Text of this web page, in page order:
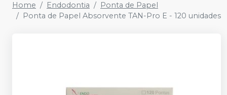
Home Endodontia
Ponta de Papel
Ponta de Papel Absorvente TAN-Pro E - 120 unidades